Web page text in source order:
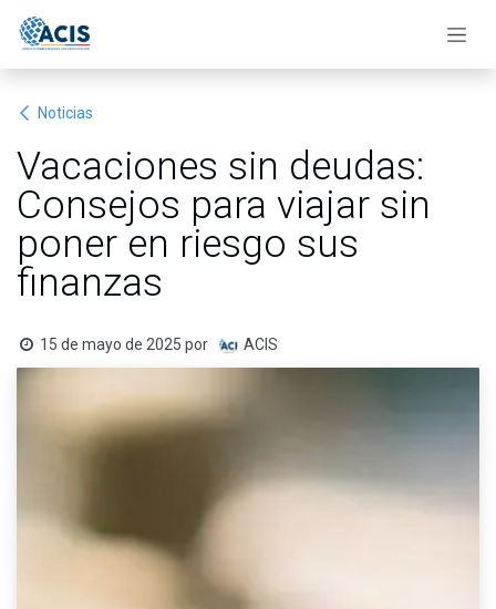
Noticias
Vacaciones sin deudas:
Consejos para viajar sin
poner en riesgo sus
finanzas
15 de mayo de 2025 por ACIS